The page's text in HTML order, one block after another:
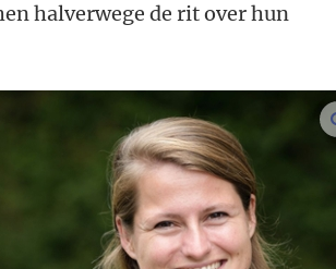
halverwege de rit over hun